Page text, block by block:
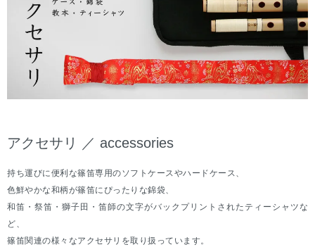
アクセサリ ／ accessories
持ち運びに便利な篠笛専用のソフトケースやハードケース、
色鮮やかな和柄が篠笛にぴったりな錦袋、
和笛・祭笛・獅子田・笛師の文字がバックプリントされたティーシャツな
ど、
篠笛関連の様々なアクセサリを取り扱っています。